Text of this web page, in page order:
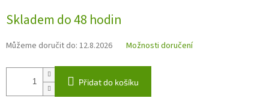
cena:
Skladem do 48 hodin
Můžeme doručit do: 12.8.2026 Možnosti doručení
Přidat do košíku